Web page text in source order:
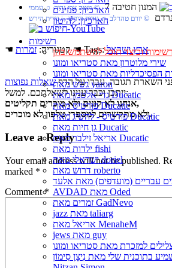
הארכיון: פנזינים
הארכיון: להיטון
רשימות
וכיצד תוכל להשתמש בהן
שירי מלוטרון מאת סטריאו ומונו
הפסיכדליות מאת סטריאו ומונו
גשש מאת yaron
גדי אלטמן מאת Ducatic
פורטיס מאת Ducatic
פורטיס - להשיג מאת Ducatic
גן חיות מאת Ducatic
אריאל זילבר מאת Ducatic
ילדות מאת fishi
ישראלי מאת doriel
דרוש מאת roberto
עבריים (מועדפים) מאת אלעד
AVDAD מאת Oded
זמרים מאת GadNevo
jazz מאת taliarg
אריאל מאת MenaheM
jews מאת guy
למזכרת מאת סטריאו ומונו
בתוכנית שלי מאת נִיצָן סִימוֹן
המנון חטיבה 7 © משה צבי נריה ♫ עממי
© יורם טהרלב ♫ נורית הירש ♭ נורית הירש
☚ קטגוריה: זמרות ☚ Tags:ארץ ישראל
השארת תגובה, עברו על הדףשאלות נפוצות
ייתכן וכבר ענינו לשאלתכם. למשל:
אנחנו לא קונים ולא מוכרים תקליטים,
ולא מתקשרים למספרי טלפון לא מוכרים.
Leave a Reply
Your email address will not be published.
marked *
Comment*